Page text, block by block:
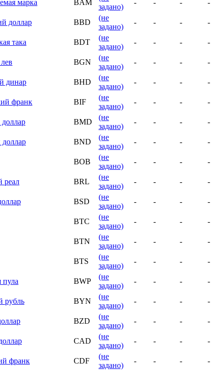
марка BAM
задано)
- - - -
доллар
BBD
(не
задано)
- - - -
така
BDT
(не
задано)
- - - -
BGN
(не
задано)
- - - -
динар
BHD
(не
задано)
- - - -
франк
BIF
(не
задано)
- - - -
BMD
(не
задано)
- - - -
BND
(не
задано)
- - - -
BOB
(не
задано)
- - - -
реал
BRL
(не
задано)
- - - -
BSD
(не
задано)
- - - -
BTC
(не
задано)
- - - -
BTN
(не
задано)
- - - -
BTS
(не
задано)
- - - -
пула BWP
(не
задано)
- - - -
рубль
BYN
(не
задано)
- - - -
BZD
(не
задано)
- - - -
CAD
(не
задано)
- - - -
франк
CDF
(не
задано)
- - - -